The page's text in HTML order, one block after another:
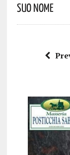
Suo Nome